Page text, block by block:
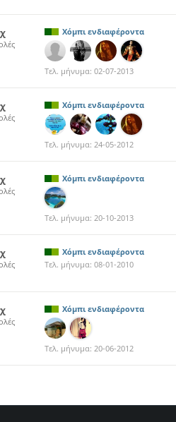
Χόμπι ενδιαφέροντα
Τελ. μήνυμα: 02-07-2013
Χόμπι ενδιαφέροντα
Τελ. μήνυμα: 24-05-2012
Χόμπι ενδιαφέροντα
Τελ. μήνυμα: 20-10-2013
Χόμπι ενδιαφέροντα
Τελ. μήνυμα: 08-01-2010
Χόμπι ενδιαφέροντα
Τελ. μήνυμα: 20-06-2012